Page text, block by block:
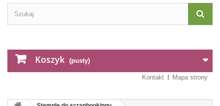
Koszyk (pusty)
Kontakt Mapa strony